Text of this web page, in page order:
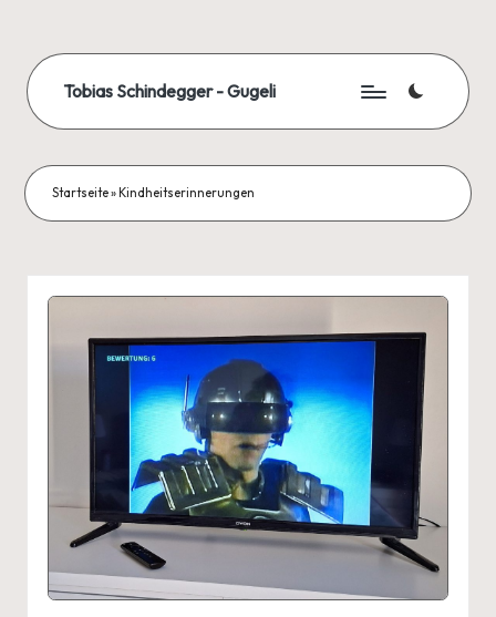
content
Tobias Schindegger - Gugeli
Startseite» Kindheitserinnerungen